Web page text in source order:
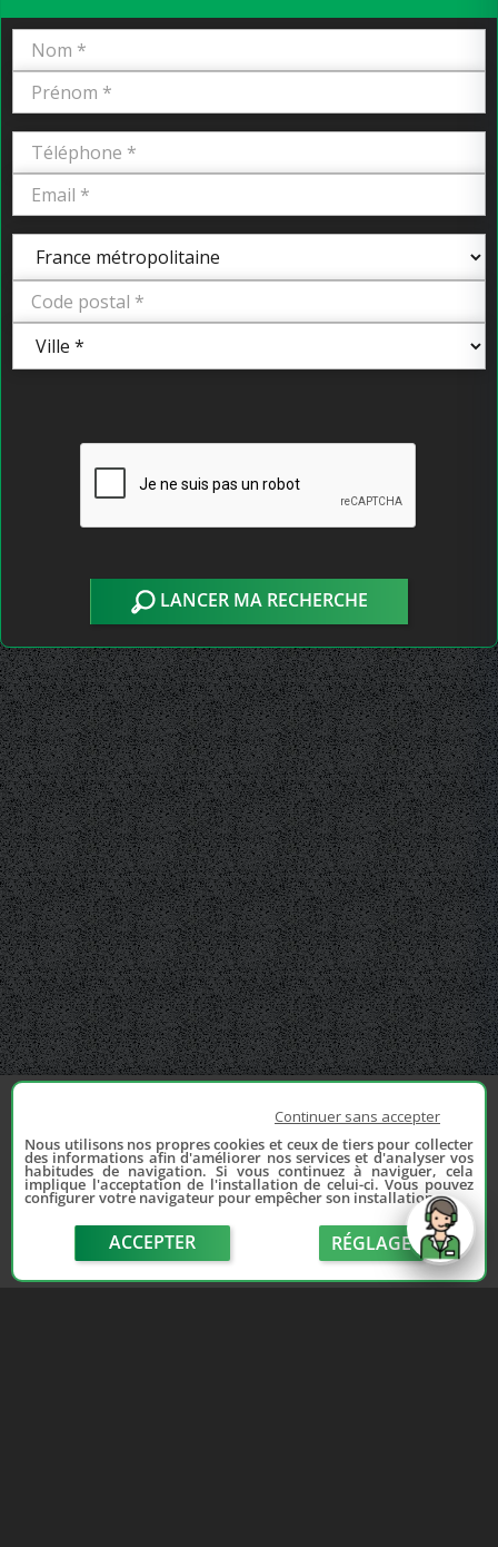
LANCER MA RECHERCHE
Continuer sans accepter
Nous utilisons nos propres cookies et ceux de tiers pour collecter
des informations afin d'améliorer nos services et d'analyser vos
habitudes de navigation. Si vous continuez à naviguer, cela
implique l'acceptation de l'installation de celui-ci. Vous pouvez
configurer votre navigateur pour empêcher son installation.
ACCEPTER RÉGLAGE